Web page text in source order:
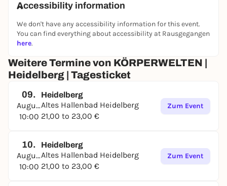
Accessibility information
We don't have any accessibility information for this event.
You can find everything about accessibility at Rausgegangen
here.
Weitere Termine von KÖRPERWELTEN |
Heidelberg | Tagesticket
09.
August
10:00
Heidelberg
Altes Hallenbad Heidelberg
21,00 to 23,00 €
Zum Event
10.
August
10:00
Heidelberg
Altes Hallenbad Heidelberg
21,00 to 23,00 €
Zum Event